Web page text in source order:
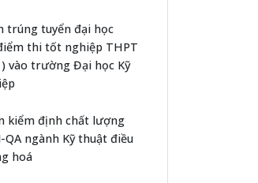
trúng tuyển đại học
thi tốt nghiệp THPT
vào trường Đại học Kỹ
kiểm định chất lượng
ngành Kỹ thuật điều
hoá